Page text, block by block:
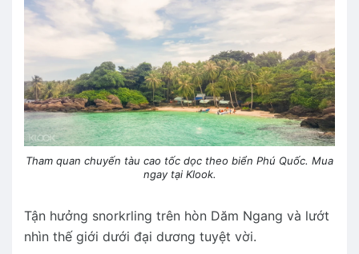
Tham quan chuyến tàu cao tốc dọc theo biển Phú Quốc. Mua
ngay tại Klook.
Tận hưởng snorkrling trên hòn Dăm Ngang và lướt
nhìn thế giới dưới đại dương tuyệt vời.